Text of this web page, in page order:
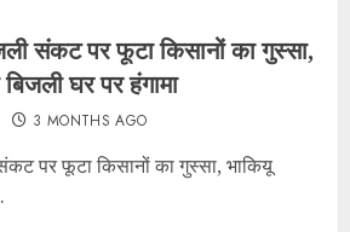
संकट पर फूटा किसानों का गुस्सा,
घर पर हंगामा
3 MONTHS AGO
पर फूटा किसानों का गुस्सा, भाकियू